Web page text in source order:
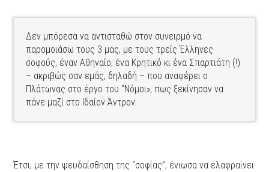
Δεν μπόρεσα να αντισταθώ στον συνειρμό να
παρομοιάσω τους 3 μας, με τους τρείς Έλληνες
σοφούς, έναν Αθηναίο, ένα Κρητικό κι ένα Σπαρτιάτη (!)
– ακριβώς σαν εμάς, δηλαδή – που αναφέρει ο
Πλάτωνας στο έργο του “Νόμοι», πως ξεκίνησαν να
πάνε μαζί στο Ιδαίον Άντρον.
Έτσι, με την ψευδαίσθηση της “σοφίας”, ένιωσα να ελαφραίνει